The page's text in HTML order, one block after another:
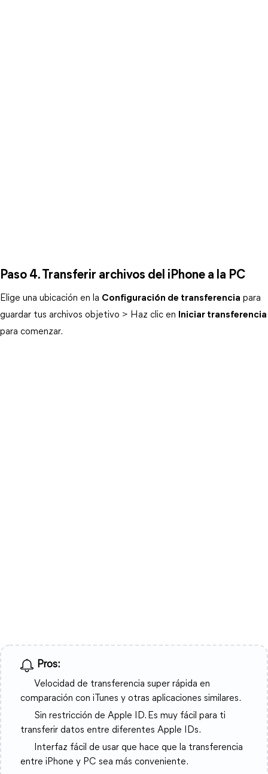
Paso 4. Transferir archivos del iPhone a la PC
Elige una ubicación en la Configuración de transferencia para
guardar tus archivos objetivo > Haz clic en
Iniciar transferencia
para comenzar.
Pros:
Velocidad de transferencia super rápida en
comparación con iTunes y otras aplicaciones similares.
Sin restricción de Apple ID. Es muy fácil para ti
transferir datos entre diferentes Apple IDs.
Interfaz fácil de usar que hace que la transferencia
entre iPhone y PC sea más conveniente.